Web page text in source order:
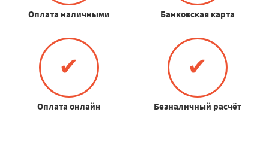
Оплата наличными Банковская карта
✔
Оплата онлайн
✔
Безналичный расчёт